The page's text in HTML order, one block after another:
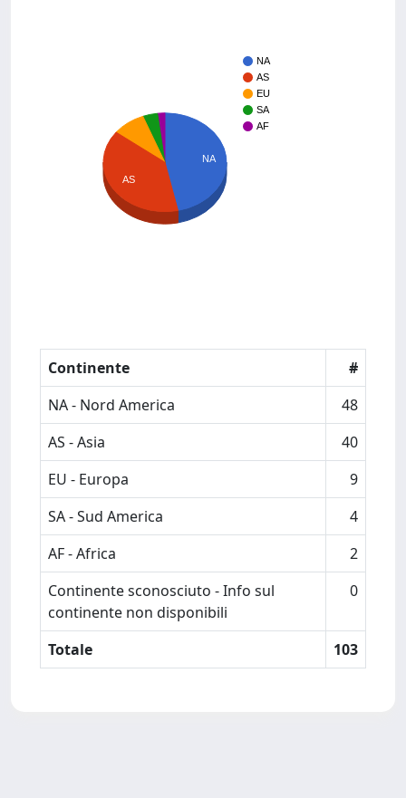
NA
AS
EU
SA
AF
NA
AS
Continente
#
NA - Nord America
48
AS - Asia
40
EU - Europa
9
SA - Sud America
4
AF - Africa
2
Continente sconosciuto - Info sul
continente non disponibili
0
Totale 103